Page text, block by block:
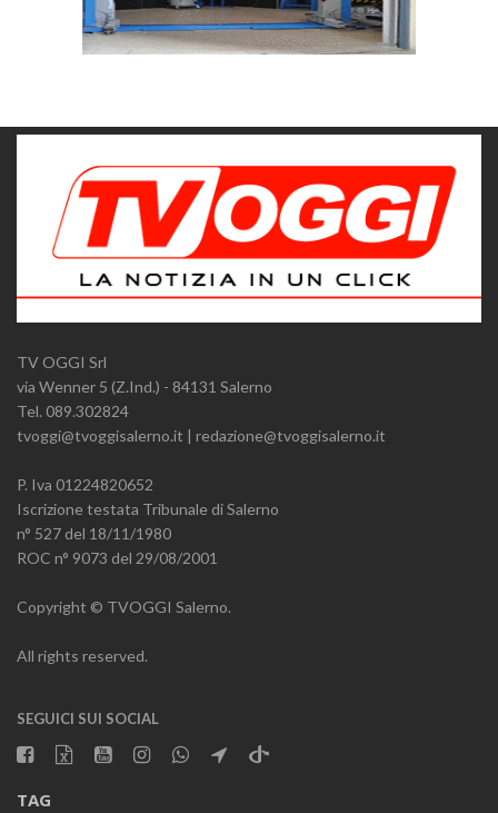
TV OGGI Srl
via Wenner 5 (Z.Ind.) - 84131 Salerno
Tel. 089.302824
tvoggi@tvoggisalerno.it | redazione@tvoggisalerno.it
P. Iva 01224820652
Iscrizione testata Tribunale di Salerno
n° 527 del 18/11/1980
ROC n° 9073 del 29/08/2001
Copyright © TVOGGI Salerno.
All rights reserved.
SEGUICI SUI SOCIAL
TAG